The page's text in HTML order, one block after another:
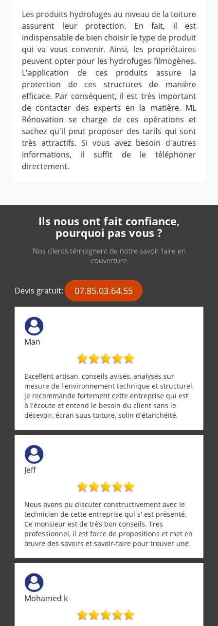
Les produits hydrofuges au niveau de la toiture
assurent leur protection. En fait, il est
indispensable de bien choisir le type de produit
qui va vous convenir. Ainsi, les propriétaires
peuvent opter pour les hydrofuges filmogènes.
L'application de ces produits assure la
protection de ces structures de manière
efficace. Par conséquent, il est très important
de contacter des experts en la matière. ML
Rénovation se charge de ces opérations et
sachez qu'il peut proposer des tarifs qui sont
très attractifs. Si vous avez besoin d'autres
informations, il suffit de le téléphoner
directement.
Ils nous ont fait confiance,
pourquoi pas vous ?
Nos clients témoignent de notre savoir faire en
couverture
Devis gratuit: 07.85.03.64.55
Man
Excellent artisan, conseils avisés, analyses sur
mesure de l'environnement technique et structurel,
je recommande fortement cette entreprise qui est
à l'écoute et entend le besoin du client sans le
décevoir, écran sous toiture, solin d'étanchéité,
récupérateur d'eau, tout a été parfaitement mis en
œuvre sans besoin d'y revenir. confiance assurée.
Jeff
Nous avons pu discuter constructivement avec le
technicien de cette entreprise qui s' est présenté.
Ce monsieur est de très bon conseils. Tres
professionnel, il est force de propositions et met en
œuvre des savoirs et savoir-faire pour trouver une
demande de l écoute et de la considération, ce qui
ne se trouve que chez les pationnés de leur métier.
Merci a ce monsieur pour sa disponibilité
Mohamed k